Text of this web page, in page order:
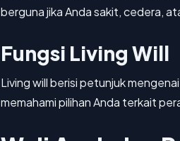
berguna jika Anda sakit, cedera,
Fungsi Living Will
Living will berisi petunjuk
memahami pilihan Anda terkait